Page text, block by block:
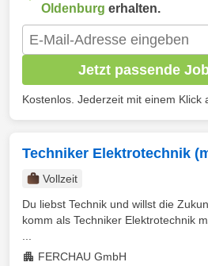
Oldenburg erhalten.
Jetzt passende
Kostenlos. Jederzeit mit einem Klick
Techniker Elektrotechnik
Vollzeit
Du liebst Technik und willst die
komm als Techniker Elektrotechnik
FERCHAU GmbH